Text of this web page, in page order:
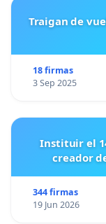
Traigan de
18 firmas
3 Sep 2025
Instituir el
creador
344 firmas
19 Jun 2026